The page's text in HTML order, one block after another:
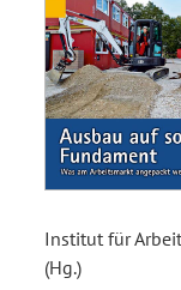
Institut für
(Hg.)